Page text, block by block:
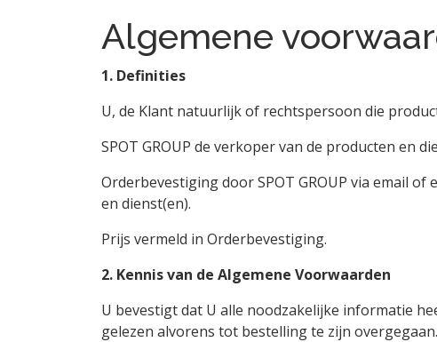
Algemene
1. Definities
U, de Klant natuurlijk of rechtspersoon die
SPOT GROUP de verkoper van de producten en
Orderbevestiging door SPOT GROUP via email
en dienst(en).
Prijs vermeld in Orderbevestiging.
2. Kennis van de Algemene Voorwaarden
U bevestigt dat U alle noodzakelijke informatie
gelezen alvorens tot bestelling te zijn